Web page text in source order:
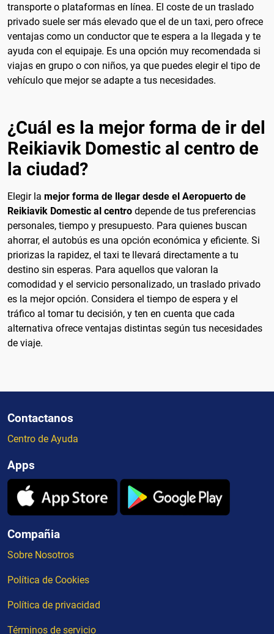
transporte o plataformas en línea. El coste de un traslado
privado suele ser más elevado que el de un taxi, pero ofrece
ventajas como un conductor que te espera a la llegada y te
ayuda con el equipaje. Es una opción muy recomendada si
viajas en grupo o con niños, ya que puedes elegir el tipo de
vehículo que mejor se adapte a tus necesidades.
¿Cuál es la mejor forma de ir del
Reikiavik Domestic al centro de
la ciudad?
Elegir la mejor forma de llegar desde el Aeropuerto de
Reikiavik Domestic al centro depende de tus preferencias
personales, tiempo y presupuesto. Para quienes buscan
ahorrar, el autobús es una opción económica y eficiente. Si
priorizas la rapidez, el taxi te llevará directamente a tu
destino sin esperas. Para aquellos que valoran la
comodidad y el servicio personalizado, un traslado privado
es la mejor opción. Considera el tiempo de espera y el
tráfico al tomar tu decisión, y ten en cuenta que cada
alternativa ofrece ventajas distintas según tus necesidades
de viaje.
Contactanos
Centro de Ayuda
Apps
Compañia
Sobre Nosotros
Política de Cookies
Política de privacidad
Términos de servicio